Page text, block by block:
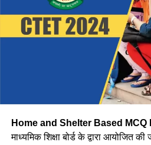
Step:1 CBSE CTET उत्तर कुंजी
आपको आधिकारिक वेबसाइट ctet.nic.in
Step:2 अब वेबसाइट पर दिखाई दे रहे
Step:3 अब आपको एप्लीकेशन नंबर और
लॉगिन करना होगा इसके बाद Asnswer
जाएगी।
Home and Shelter Based MCQ
माध्यमिक शिक्षा बोर्ड के द्वारा आयोजित की